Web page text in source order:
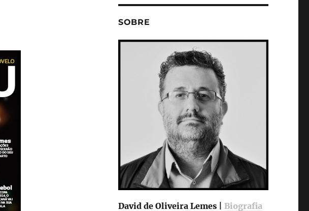
SOBRE
David de Oliveira Lemes | Biografia